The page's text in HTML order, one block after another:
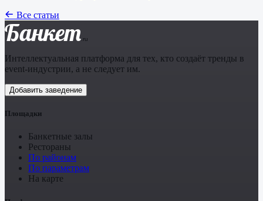
Все статьи
Банкет .ru
Интеллектуальная платформа для тех, кто создаёт тренды в
event-индустрии, а не следует им.
Добавить заведение
Площадки
Банкетные залы
Рестораны
По районам
По параметрам
На карте